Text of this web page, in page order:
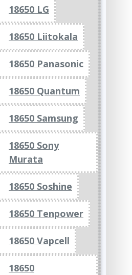
18650 LG
18650 Liitokala
18650 Panasonic
18650 Quantum
18650 Samsung
18650 Sony
Murata
18650 Soshine
18650 Tenpower
18650 Vapcell
18650